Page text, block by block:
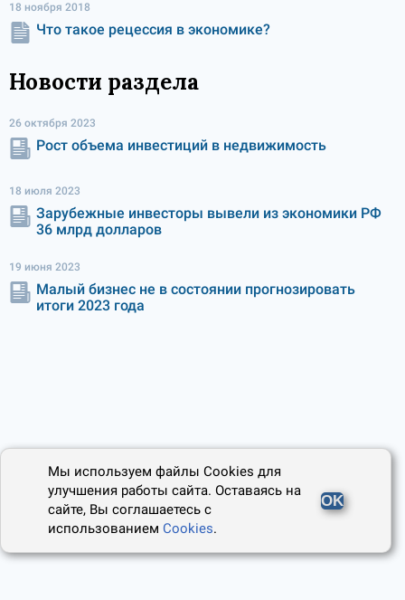
18 ноября 2018
Что такое рецессия в экономике?
Новости раздела
26 октября 2023
Рост объема инвестиций в недвижимость
18 июля 2023
Зарубежные инвесторы вывели из экономики РФ
36 млрд долларов
19 июня 2023
Малый бизнес не в состоянии прогнозировать
итоги 2023 года
Мы используем файлы Cookies для
улучшения работы сайта. Оставаясь на
сайте, Вы соглашаетесь с
использованиемCookies.
OK